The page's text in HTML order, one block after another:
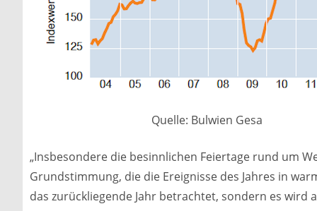
Quelle: Bulwien Gesa
„Insbesondere die besinnlichen Feiertage rund um
Grundstimmung, die die Ereignisse des Jahres in
das zurückliegende Jahr betrachtet, sondern es wird